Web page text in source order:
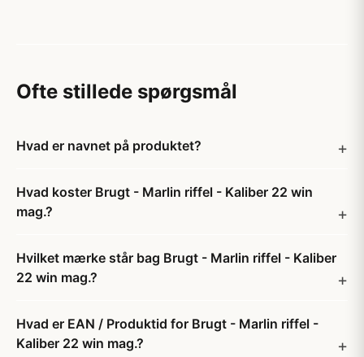
Ofte stillede spørgsmål
Hvad er navnet på produktet?
Hvad koster Brugt - Marlin riffel - Kaliber 22 win
mag.?
Hvilket mærke står bag Brugt - Marlin riffel - Kaliber
22 win mag.?
Hvad er EAN / Produktid for Brugt - Marlin riffel -
Kaliber 22 win mag.?